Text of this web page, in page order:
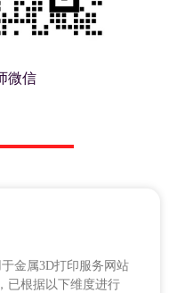
微信
金属3D打印服务网站
已根据以下维度进行